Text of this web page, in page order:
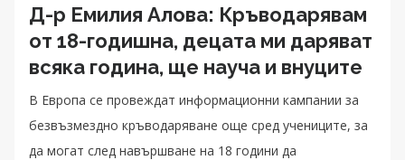
Д-р Емилия Алова: Кръводарявам
от 18-годишна, децата ми даряват
всяка година, ще науча и внуците
В Европа се провеждат информационни кампании за
безвъзмездно кръводаряване още сред учениците, за
да могат след навършване на 18 години да